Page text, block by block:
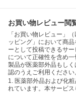
お買い物レビュー閲
「お買い物レビュー」
ッピング」において商
ーとして投稿できるサ
について正確性を含め
製品が医薬部外品もし
認のうえご利用ください
1. 医薬部外品および化
れています。本サービ